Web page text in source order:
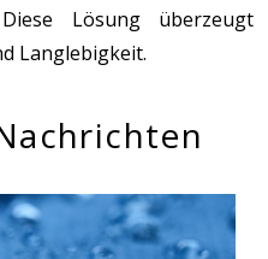
Lösung überzeugt
Langlebigkeit.